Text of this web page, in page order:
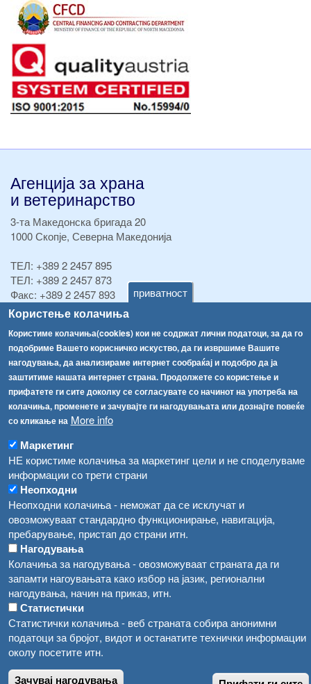
приватност
Користење колачиња
Користиме колачиња(cookies) кои не содржат лични податоци, за да го
подобриме Вашето корисничко искуство, да ги извршиме Вашите
нагодувања, да анализираме интернет сообраќај и подобро да ја
заштитиме нашата интернет страна. Продолжете со користење и
прифатете ги сите доколку се согласувате со начинот на употреба на
колачиња, променете и зачувајте ги нагодувањата или дознајте повеќе
со кликање на More info
Маркетинг
НЕ користиме колачиња за маркетинг цели и не споделуваме
информации со трети страни
Неопходни
Неопходни колачиња - неможат да се исклучат и
овозможуваат стандардно функционирање, навигација,
пребарување, пристап до страни итн.
Нагодувања
Колачиња за нагодувања - овозможуваат страната да ги
запамти нагоувањата како избор на јазик, регионални
нагодувања, начин на приказ, итн.
Статистички
Статистички колачиња - веб страната собира анонимни
податоци за бројот, видот и останатите технички информации
околу посетите итн.
Зачувај нагодувања
Агенција за храна
и ветеринарство
3-та Македонска бригада 20
1000 Скопје, Северна Македонија
ТЕЛ: +389 2 2457 895
ТЕЛ: +389 2 2457 873
Факс: +389 2 2457 893
Факс:+389 2 2457 871
info@fva.gov.mk
[АХВ-претходна страна]
Соопштенија
Република Бугарија ги засили официјалните контроли при увоз на свежо овошје и зеленчук
Високите температури ризик од труење со храна, опасни се и за животните
Водата во Гостивар може да се користи како техничка, продолжува испораката на флаширана вода
Во Гостивар спроведени 70 вонредни контроли
Забраната за водата во Гостивар останува на сила, операторите да користат само технички безбедна вода
Навигација
Архива
Регистри
Забрани
Огласи